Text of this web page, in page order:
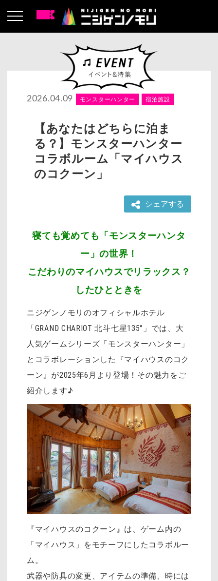
2026.04.09 モンスターハンター 宿泊施設
【あなたはどちらに泊ま
る？】モンスターハンター
コラボルーム「マイハウス
のコクーン」
シェアする
寝ても覚めても「モンスターハンタ
ー」の世界！
こだわりのマイハウスでリラックス？
したひとときを
ニジゲンノモリのオフィシャルホテル
「GRAND CHARIOT 北斗七星135°」では、大
人気ゲームシリーズ「モンスターハンター」
とコラボレーションした『マイハウスのコク
ーン』が2025年6月より登場！その魅力をご
紹介します♪
『マイハウスのコクーン』は、ゲーム内の
「マイハウス」をモチーフにしたコラボルー
ム。
武器や防具の変更、アイテムの準備、時には